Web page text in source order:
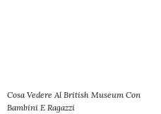
Cosa Vedere Al British Museum Con
Bambini E Ragazzi